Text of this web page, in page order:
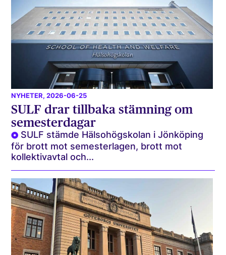
NYHETER, 2026-06-25
SULF drar tillbaka stämning om
semesterdagar
SULF stämde Hälsohögskolan i Jönköping
för brott mot semesterlagen, brott mot
kollektivavtal och...